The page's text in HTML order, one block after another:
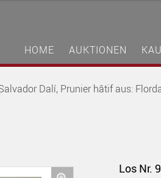
HOME AUKTIONEN
Dalí, Prunier hâtif aus:
Los Nr.